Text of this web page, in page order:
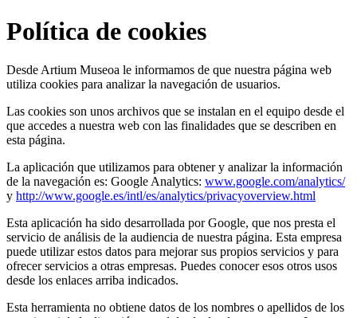
Política de cookies
Desde Artium Museoa le informamos de que nuestra página web
utiliza cookies para analizar la navegación de usuarios.
Las cookies son unos archivos que se instalan en el equipo desde el
que accedes a nuestra web con las finalidades que se describen en
esta página.
La aplicación que utilizamos para obtener y analizar la información
de la navegación es: Google Analytics: www.google.com/analytics/
y http://www.google.es/intl/es/analytics/privacyoverview.html
Esta aplicación ha sido desarrollada por Google, que nos presta el
servicio de análisis de la audiencia de nuestra página. Esta empresa
puede utilizar estos datos para mejorar sus propios servicios y para
ofrecer servicios a otras empresas. Puedes conocer esos otros usos
desde los enlaces arriba indicados.
Esta herramienta no obtiene datos de los nombres o apellidos de los